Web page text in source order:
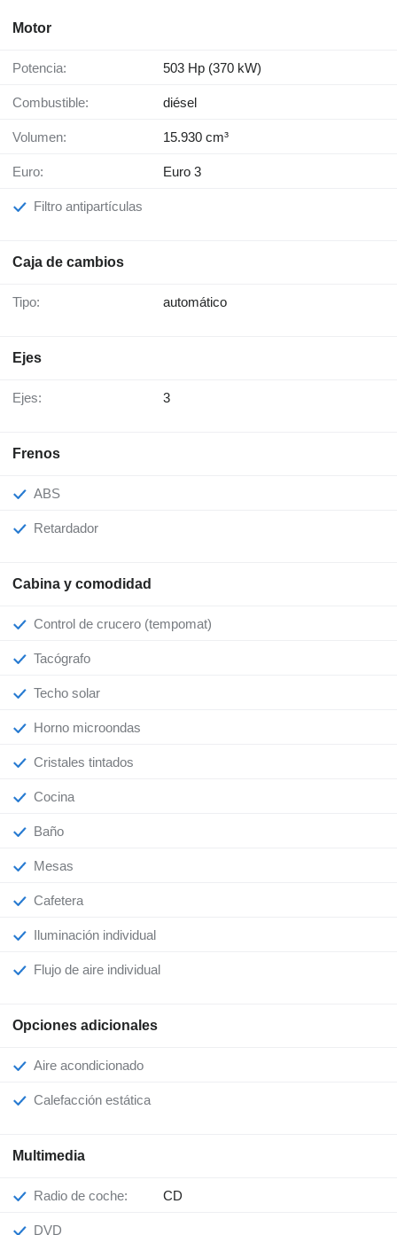
Motor
Potencia: 503 Hp (370 kW)
Combustible: diésel
Volumen: 15.930 cm³
Euro: Euro 3
Filtro antipartículas
Caja de cambios
Tipo: automático
Ejes
Ejes: 3
Frenos
ABS
Retardador
Cabina y comodidad
Control de crucero (tempomat)
Tacógrafo
Techo solar
Horno microondas
Cristales tintados
Cocina
Baño
Mesas
Cafetera
Iluminación individual
Flujo de aire individual
Opciones adicionales
Aire acondicionado
Calefacción estática
Multimedia
Radio de coche: CD
DVD